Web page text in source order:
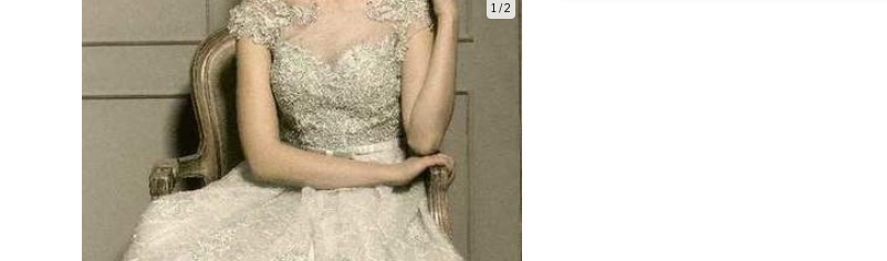
1 / 2